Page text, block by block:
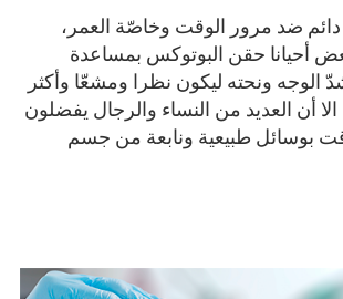
ضد مرور الوقت وخاصّة العمر،
أحيانا حقن البوتوكس بمساعدة
الوجه ونحته ليكون نظرا ومشعّا وأكثر
أن العديد من النساء والرجال يفضلون
بوسائل طبيعية ونابعة من جسم